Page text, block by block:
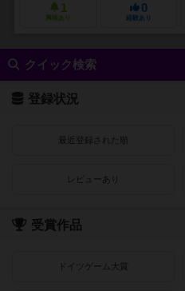
1
興味あり
0
経験あり
クイック検索
登録状況
最近登録された順
レビューあり
受賞作品
ドイツゲーム大賞